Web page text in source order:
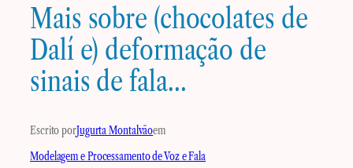
Mais sobre (chocolates de
Dalí e) deformação de
sinais de fala…
Escrito porJugurta Montalvãoem
Modelagem e Processamento de Voz e Fala